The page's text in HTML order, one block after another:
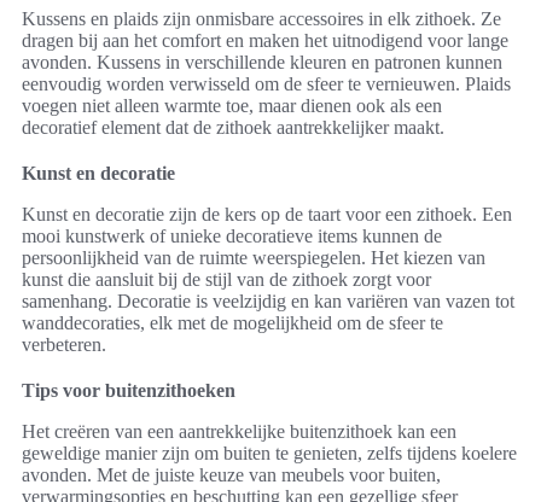
Kussens en plaids zijn onmisbare accessoires in elk zithoek. Ze
dragen bij aan het comfort en maken het uitnodigend voor lange
avonden. Kussens in verschillende kleuren en patronen kunnen
eenvoudig worden verwisseld om de sfeer te vernieuwen. Plaids
voegen niet alleen warmte toe, maar dienen ook als een
decoratief element dat de zithoek aantrekkelijker maakt.
Kunst en decoratie
Kunst en decoratie zijn de kers op de taart voor een zithoek. Een
mooi kunstwerk of unieke decoratieve items kunnen de
persoonlijkheid van de ruimte weerspiegelen. Het kiezen van
kunst die aansluit bij de stijl van de zithoek zorgt voor
samenhang. Decoratie is veelzijdig en kan variëren van vazen tot
wanddecoraties, elk met de mogelijkheid om de sfeer te
verbeteren.
Tips voor buitenzithoeken
Het creëren van een aantrekkelijke buitenzithoek kan een
geweldige manier zijn om buiten te genieten, zelfs tijdens koelere
avonden. Met de juiste keuze van meubels voor buiten,
verwarmingsopties en beschutting kan een gezellige sfeer